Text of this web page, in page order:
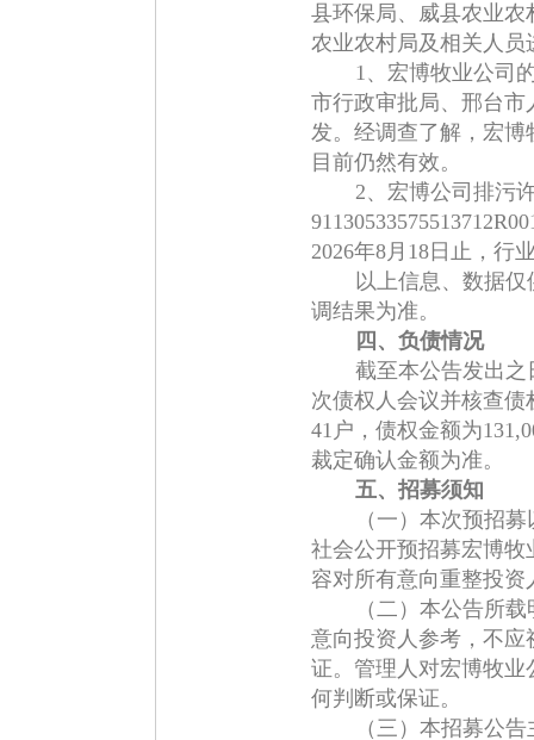
县环保局、威县农业
农业农村局及相关人
1、宏博牧业公司
市行政审批局、邢台市
发。经调查了解，宏
目前仍然有效。
2、宏博公司排污
2026年8月18日止，行
以上信息、数据
调结果为准。
四、负债情况
截至本公告发出
次债权人会议并核查
41户，债权金额为
裁定确认金额为准。
五、招募须知
（一）本次预招
社会公开预招募宏博
容对所有意向重整投资
（二）本公告所
意向投资人参考，不
证。管理人对宏博牧
何判断或保证。
（三）本招募公